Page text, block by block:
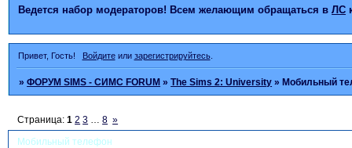
Ведется набор модераторов! Всем желающим обращаться в ЛС
Привет, Гость! Войдитеили зарегистрируйтесь.
»ФОРУМ SIMS - СИМС FORUM »The Sims 2: University »Мобильный
Мобильный телефон
Страница:1 2 3 … 8 »